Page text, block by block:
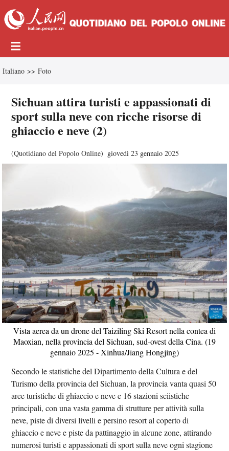
Italiano >> Foto
Sichuan attira turisti e appassionati di
sport sulla neve con ricche risorse di
ghiaccio e neve (2)
(Quotidiano del Popolo Online) giovedì 23 gennaio 2025
Vista aerea da un drone del Taiziling Ski Resort nella contea di
Maoxian, nella provincia del Sichuan, sud-ovest della Cina. (19
gennaio 2025 - Xinhua/Jiang Hongjing)
Secondo le statistiche del Dipartimento della Cultura e del
Turismo della provincia del Sichuan, la provincia vanta quasi 50
aree turistiche di ghiaccio e neve e 16 stazioni sciistiche
principali, con una vasta gamma di strutture per attività sulla
neve, piste di diversi livelli e persino resort al coperto di
ghiaccio e neve e piste da pattinaggio in alcune zone, attirando
numerosi turisti e appassionati di sport sulla neve ogni stagione